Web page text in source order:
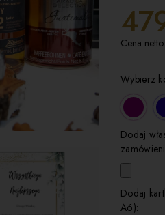
Cena netto:
Wybierz
Dodaj
Dodaj
A6):